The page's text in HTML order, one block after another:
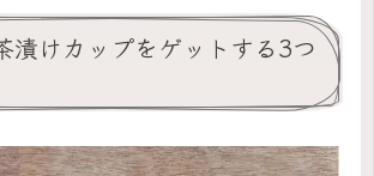
漬けカップをゲットする3つ